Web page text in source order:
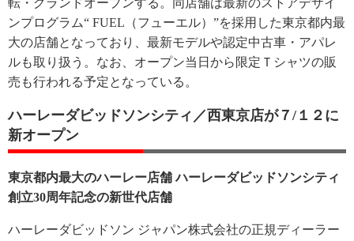
転・グランドオープンする。同店舗は最新のストアデザイ
ンプログラム“ FUEL（フューエル）”を採用した東京都内最
大の店舗となっており、最新モデルや認定中古車・アパレ
ルも取り扱う。なお、オープン当日から限定Ｔシャツの販
売も行われる予定となっている。
ハーレーダビッドソンシティ／西東京店が７/１２に
新オープン
東京都内最大のハーレー店舗 ハーレーダビッドソンシティ
創立30周年記念の新世代店舗
ハーレーダビッドソン ジャパン株式会社の正規ディーラー